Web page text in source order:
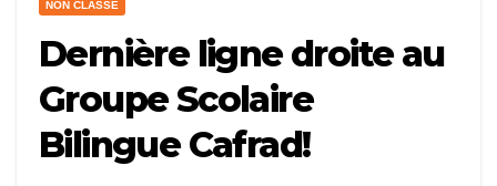
NON CLASSÉ
Dernière ligne droite au
Groupe Scolaire
Bilingue Cafrad!